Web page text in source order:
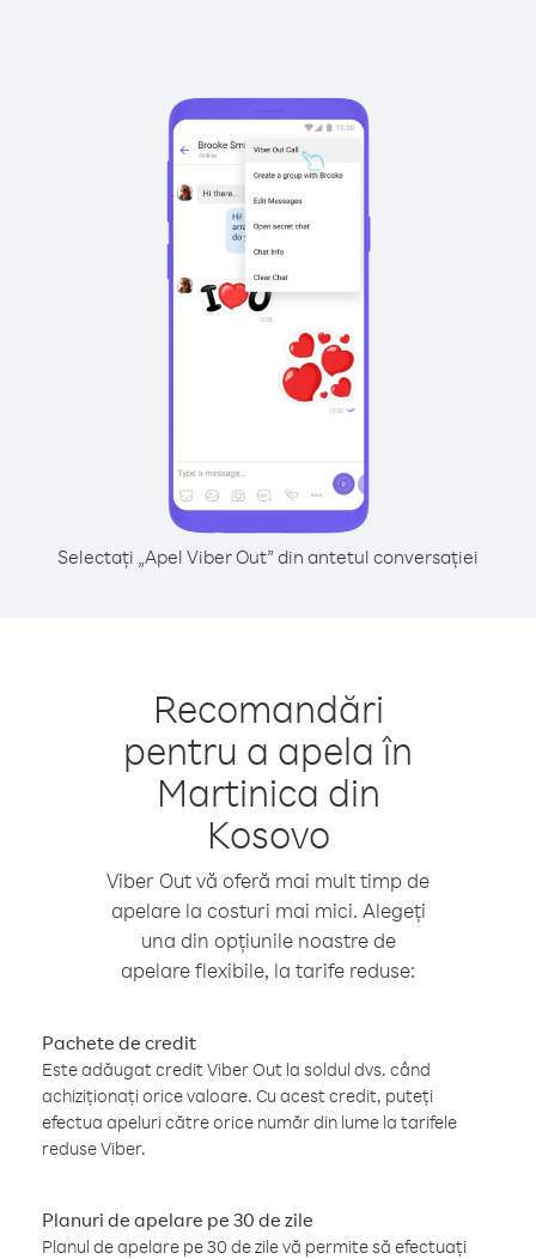
Selectați „Apel Viber Out” din antetul conversației
Recomandări
pentru a apela în
Martinica din
Kosovo
Viber Out vă oferă mai mult timp de
apelare la costuri mai mici. Alegeți
una din opțiunile noastre de
apelare flexibile, la tarife reduse:
Pachete de credit
Este adăugat credit Viber Out la soldul dvs. când
achiziționați orice valoare. Cu acest credit, puteți
efectua apeluri către orice număr din lume la tarifele
reduse Viber.
Planuri de apelare pe 30 de zile
Planul de apelare pe 30 de zile vă permite să efectuați